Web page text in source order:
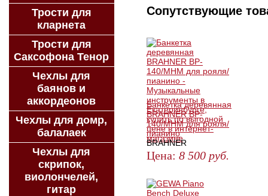
Сопутствующие
Банкетка деревянная
BRAHNER BP-
140/MHM для рояля/
пианино
BRAHNER
Цена: 8 500 руб.
Трости для
кларнета
Трости для
Саксофона Тенор
Чехлы для
баянов и
аккордеонов
Чехлы для домр,
балалаек
Чехлы для
скрипок,
виолончелей,
гитар